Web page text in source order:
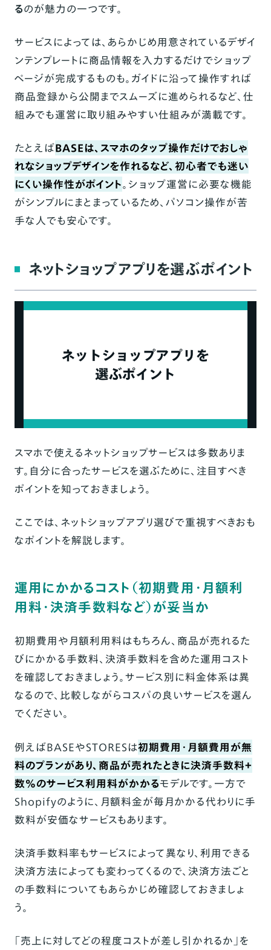
るのが魅力の一つです。
サービスによっては、あらかじめ用意されているデザイ
ンテンプレートに商品情報を入力するだけでショップ
ページが完成するものも。ガイドに沿って操作すれば
商品登録から公開までスムーズに進められるなど、仕
組みでも運営に取り組みやすい仕組みが満載です。
たとえばBASEは、スマホのタップ操作だけでおしゃ
れなショップデザインを作れるなど、初心者でも迷い
にくい操作性がポイント。ショップ運営に必要な機能
がシンプルにまとまっているため、パソコン操作が苦
手な人でも安心です。
ネットショップアプリを選ぶポイント
スマホで使えるネットショップサービスは多数ありま
す。自分に合ったサービスを選ぶために、注目すべき
ポイントを知っておきましょう。
ここでは、ネットショップアプリ選びで重視すべきおも
なポイントを解説します。
運用にかかるコスト（初期費用・月額利
用料・決済手数料など）が妥当か
初期費用や月額利用料はもちろん、商品が売れるた
びにかかる手数料、決済手数料を含めた運用コスト
を確認しておきましょう。サービス別に料金体系は異
なるので、比較しながらコスパの良いサービスを選ん
でください。
例えばBASEやSTORESは初期費用・月額費用が無
料のプランがあり、商品が売れたときに決済手数料＋
数％のサービス利用料がかかるモデルです。一方で
Shopifyのように、月額料金が毎月かかる代わりに手
数料が安価なサービスもあります。
決済手数料率もサービスによって異なり、利用できる
決済方法によっても変わってくるので、決済方法ごと
の手数料についてもあらかじめ確認しておきましょ
う。
「売上に対してどの程度コストが差し引かれるか」を